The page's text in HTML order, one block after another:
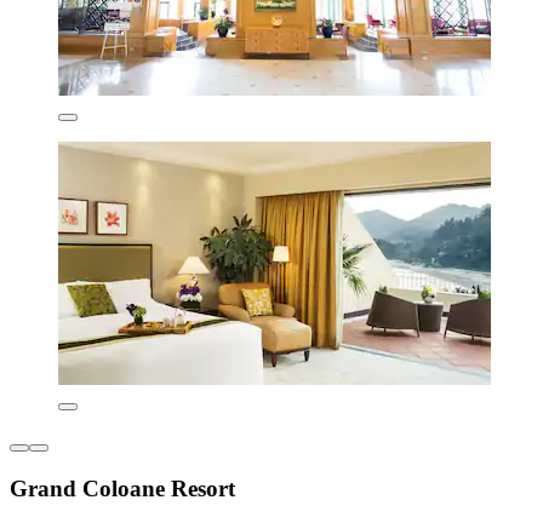
Grand Coloane Resort